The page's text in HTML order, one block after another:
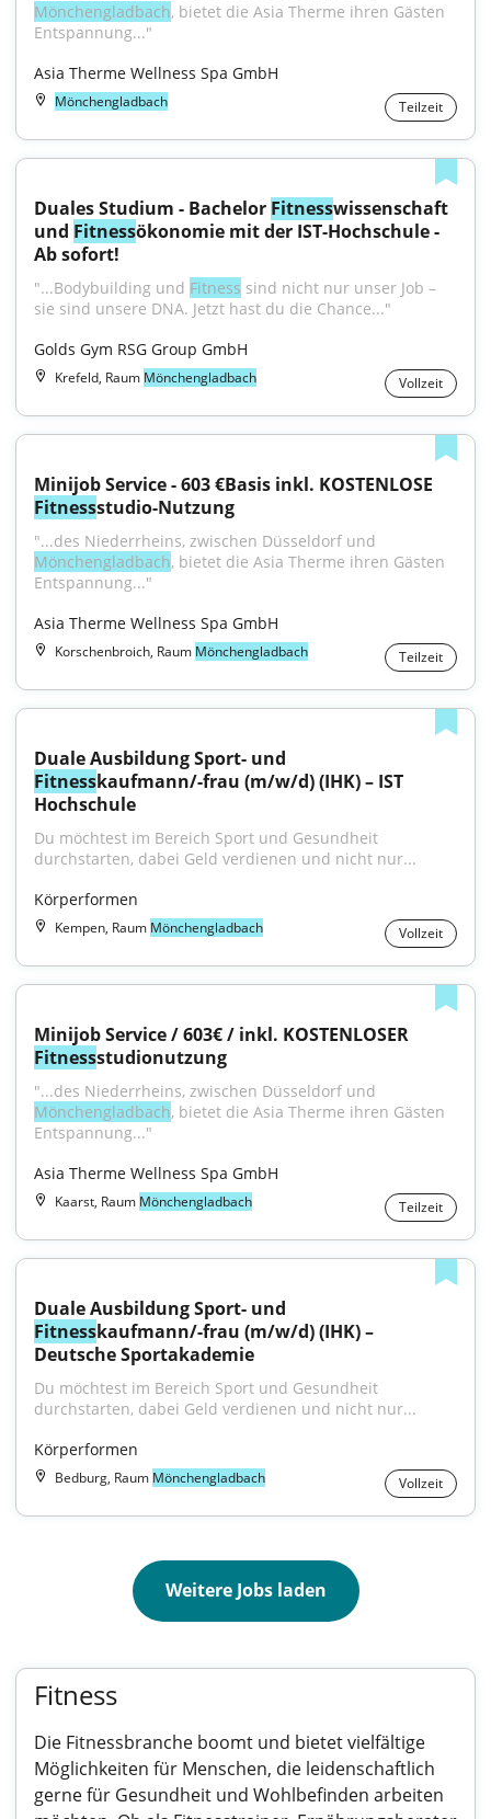
Mönchengladbach, bietet die Asia Therme ihren Gästen
Entspannung..."
Asia Therme Wellness Spa GmbH
Mönchengladbach Teilzeit
Duales Studium - Bachelor Fitnesswissenschaft
und Fitnessökonomie mit der IST-Hochschule -
Ab sofort!
"...Bodybuilding und Fitness sind nicht nur unser Job –
sie sind unsere DNA. Jetzt hast du die Chance..."
Golds Gym RSG Group GmbH
Krefeld, Raum Mönchengladbach Vollzeit
Fitnessstudio-Nutzung
Mönchengladbach, bietet die Asia Therme ihren Gästen
Entspannung..."
Asia Therme Wellness Spa GmbH
Korschenbroich, Raum Mönchengladbach Teilzeit
Fitnesskaufmann/-frau (m/w/d) (IHK) – IST
Hochschule
Du möchtest im Bereich Sport und Gesundheit
durchstarten, dabei Geld verdienen und nicht nur...
Körperformen
Kempen, Raum Mönchengladbach Vollzeit
Fitnessstudionutzung
Mönchengladbach, bietet die Asia Therme ihren Gästen
Entspannung..."
Asia Therme Wellness Spa GmbH
Kaarst, Raum Mönchengladbach Teilzeit
Fitnesskaufmann/-frau (m/w/d) (IHK) –
Deutsche Sportakademie
Du möchtest im Bereich Sport und Gesundheit
durchstarten, dabei Geld verdienen und nicht nur...
Körperformen
Bedburg, Raum Mönchengladbach Vollzeit
Weitere Jobs laden
Fitness
Die Fitnessbranche boomt und bietet vielfältige
Möglichkeiten für Menschen, die leidenschaftlich
gerne für Gesundheit und Wohlbefinden arbeiten